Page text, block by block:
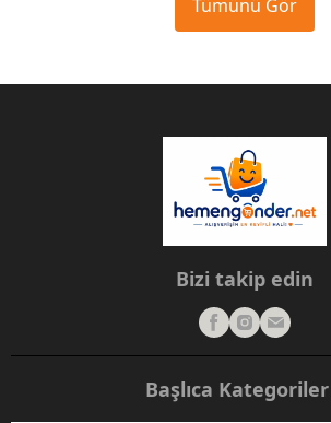
Tümünü Gör
Bizi takip edin
Başlıca Kategoriler